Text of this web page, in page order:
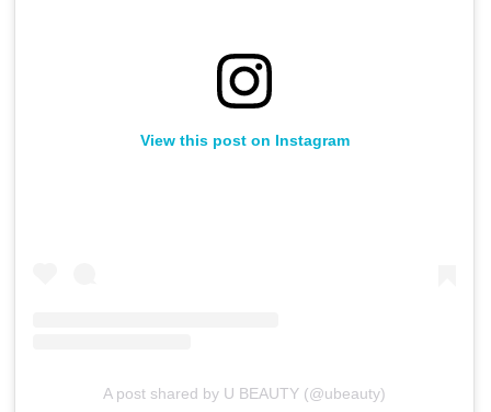
View this post on Instagram
A post shared by U BEAUTY (@ubeauty)